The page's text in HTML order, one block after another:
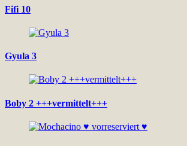
Fifi 10
Gyula 3
Boby 2 +++vermittelt+++